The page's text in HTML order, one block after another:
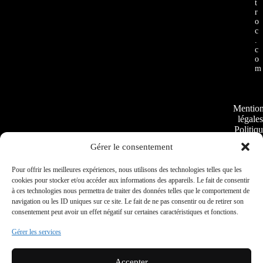
Gérer le consentement
Pour offrir les meilleures expériences, nous utilisons des technologies telles que les
cookies pour stocker et/ou accéder aux informations des appareils. Le fait de consentir
à ces technologies nous permettra de traiter des données telles que le comportement de
navigation ou les ID uniques sur ce site. Le fait de ne pas consentir ou de retirer son
consentement peut avoir un effet négatif sur certaines caractéristiques et fonctions.
Gérer les services
t
r
o
c
c
o
m
légales
site